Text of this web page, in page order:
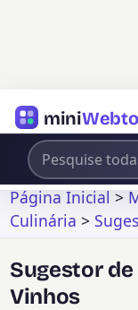
mini
Página Inicial>
Culinária >
Sugestor
Vinhos